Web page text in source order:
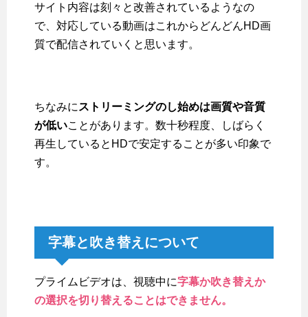
サイト内容は刻々と改善されているようなの
で、対応している動画はこれからどんどんHD画
質で配信されていくと思います。
ちなみに ストリーミングのし始めは画質や音質
が低いことがあります。数十秒程度、しばらく
再生しているとHDで安定することが多い印象で
す。
字幕と吹き替えについて
プライムビデオは、視聴中に字幕か吹き替えか
の選択を切り替えることはできません。